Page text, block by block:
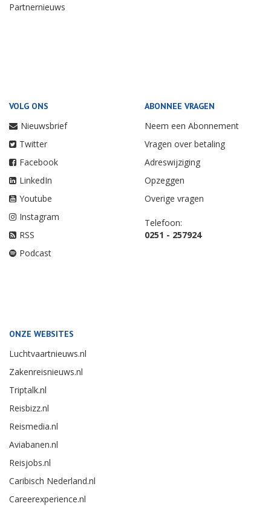
Partnernieuws
VOLG ONS
Nieuwsbrief
Twitter
Facebook
LinkedIn
Youtube
Instagram
RSS
Podcast
ABONNEE VRAGEN
Neem een Abonnement
Vragen over betaling
Adreswijziging
Opzeggen
Overige vragen
Telefoon:
0251 - 257924
ONZE WEBSITES
Luchtvaartnieuws.nl
Zakenreisnieuws.nl
Triptalk.nl
Reisbizz.nl
Reismedia.nl
Aviabanen.nl
Reisjobs.nl
Caribisch Nederland.nl
Careerexperience.nl